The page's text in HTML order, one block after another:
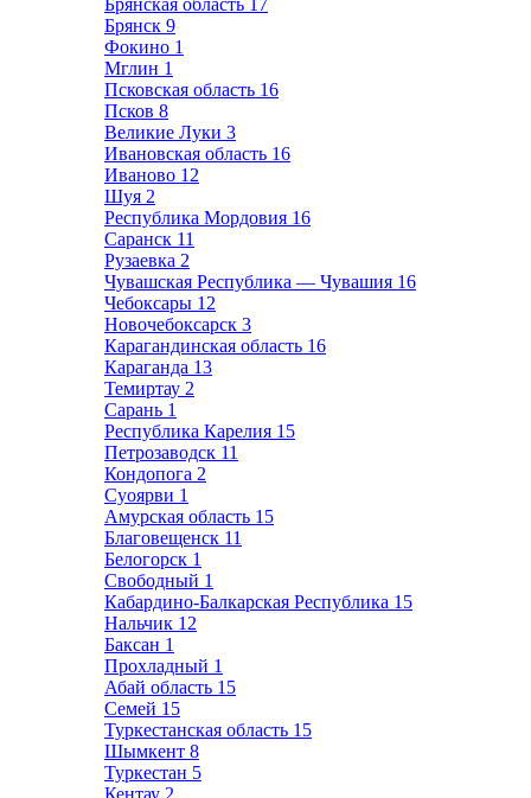
Брянская область 17
Брянск 9
Фокино 1
Мглин 1
Псковская область 16
Псков 8
Великие Луки 3
Ивановская область 16
Иваново 12
Шуя 2
Республика Мордовия 16
Саранск 11
Рузаевка 2
Чувашская Республика — Чувашия 16
Чебоксары 12
Новочебоксарск 3
Карагандинская область 16
Караганда 13
Темиртау 2
Сарань 1
Республика Карелия 15
Петрозаводск 11
Кондопога 2
Суоярви 1
Амурская область 15
Благовещенск 11
Белогорск 1
Свободный 1
Кабардино-Балкарская Республика 15
Нальчик 12
Баксан 1
Прохладный 1
Абай область 15
Семей 15
Туркестанская область 15
Шымкент 8
Туркестан 5
Кентау 2